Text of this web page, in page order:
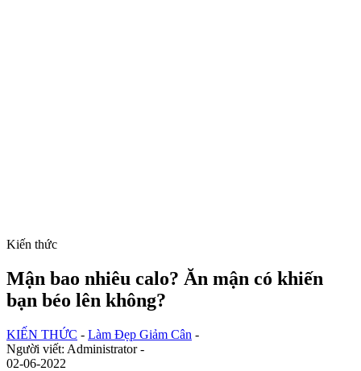
Kiến thức
Mận bao nhiêu calo? Ăn mận có khiến
bạn béo lên không?
KIẾN THỨC - Làm Đẹp Giảm Cân -
Người viết: Administrator -
02-06-2022